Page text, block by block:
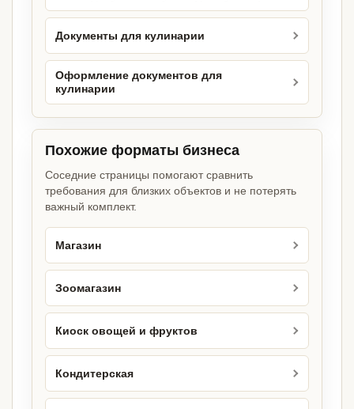
Документы для кулинарии
Оформление документов для
кулинарии
Похожие форматы бизнеса
Соседние страницы помогают сравнить
требования для близких объектов и не потерять
важный комплект.
Магазин
Зоомагазин
Киоск овощей и фруктов
Кондитерская